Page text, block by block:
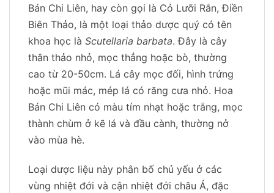
Bán Chi Liên, hay còn gọi là Cỏ Lưỡi Rắn, Điền
Biên Thảo, là một loại thảo dược quý có tên
khoa học là Scutellaria barbata. Đây là cây
thân thảo nhỏ, mọc thẳng hoặc bò, thường
cao từ 20-50cm. Lá cây mọc đối, hình trứng
hoặc mũi mác, mép lá có răng cưa nhỏ. Hoa
Bán Chi Liên có màu tím nhạt hoặc trắng, mọc
thành chùm ở kẽ lá và đầu cành, thường nở
vào mùa hè.
Loại dược liệu này phân bố chủ yếu ở các
vùng nhiệt đới và cận nhiệt đới châu Á, đặc